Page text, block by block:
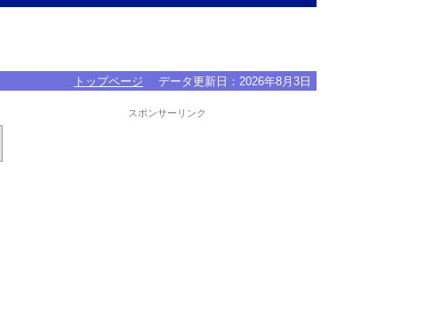
トップページ データ更新日： 2026年8月3日
スポンサーリンク